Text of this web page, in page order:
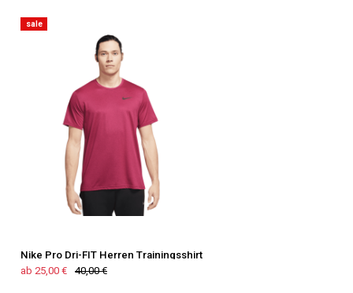
sale
Nike Pro Dri-FIT Herren Trainingsshirt
ab 25,00 €
40,00 €